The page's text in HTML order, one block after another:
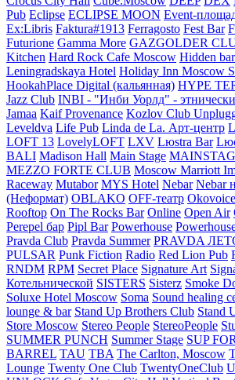
Pub Eclipse ECLIPSE MOON Event-
Ex:Libris Faktura#1913 Ferragosto Fest Bar
Futurione Gamma More GAZGOLDER
Kitchen Hard Rock Cafe Moscow Hidden bar
Leningradskaya Hotel Holiday Inn Moscow
HookahPlace Digital (кальянная) HYPE
Jazz Club INBI - "Инби Уорлд" -
Jamaa Kaif Provenance Kozlov Club
Leveldva Life Pub Linda de La. Арт-центр
LOFT 13 LovelyLOFT LXV Lюstra Bar
BALI Madison Hall Main Stage
MEZZO FORTE CLUB Moscow Marriott
Raceway Mutabor MYS Hotel Nebar Nebar
(Неформат) OBLAKO OFF-театр
Rooftop On The Rocks Bar Online Open Air
Perepel бар Pipl Bar Powerhouse
Pravda Club Pravda Summer PRAVDA
PULSAR Punk Fiction Radio Red Lion Pub
RNDM RPM Secret Place Signature Art
Котельнической SISTERS Sisterz Smoke
Soluxe Hotel Moscow Soma Sound healing
lounge & bar Stand Up Brothers Club Stand
Store Moscow Stereo People StereoPeople
SUMMER PUNCH Summer Stage SUP
BARREL TAU TBA The Carlton, Moscow
Lounge Twenty One Club TwentyOneClub